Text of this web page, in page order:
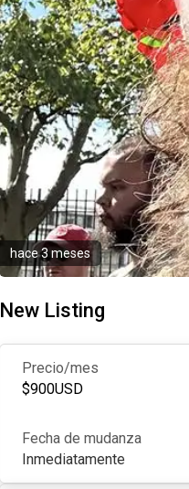
hace 3 meses
New Listing
Precio/mes
$900USD
Fecha de mudanza
Inmediatamente